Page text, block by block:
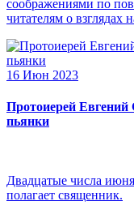
соображениями по
читателям о взглядах
16 Июн 2023
Протоиерей
пьянки
Двадцатые числа
полагает священник.